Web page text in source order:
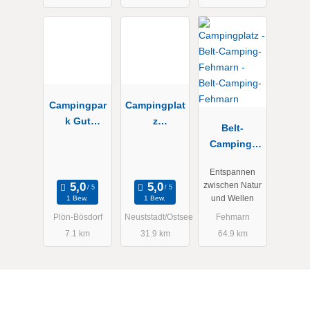
Campingpar
k Gut
1 Bew.
Plön-Bösdorf
7.1 km
Campingplat
z
1 Bew.
Neuststadt/Ostsee
31.9 km
Belt-
Camping-
Entspannen
zwischen Natur
und Wellen
Fehmarn
64.9 km